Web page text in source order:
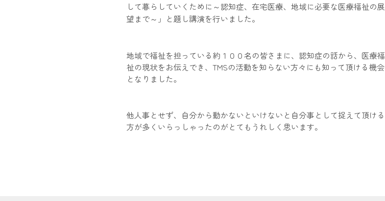
して暮らしていくために～認知症、在宅医療、地域に必要な医療福祉の展
望まで～」と題し講演を行いました。
地域で福祉を担っている約１００名の皆さまに、認知症の話から、医療福
祉の現状をお伝えでき、TMSの活動を知らない方々にも知って頂ける機会
となりました。
他人事とせず、自分から動かないといけないと自分事として捉えて頂ける
方が多くいらっしゃったのがとてもうれしく思います。